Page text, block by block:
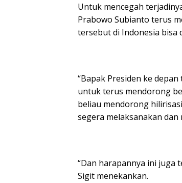
Untuk mencegah
Prabowo Subianto terus
tersebut di Indonesia bisa
“Bapak Presiden ke
untuk terus mendorong
beliau mendorong
segera melaksanakan
“Dan harapannya ini juga
Sigit menekankan.